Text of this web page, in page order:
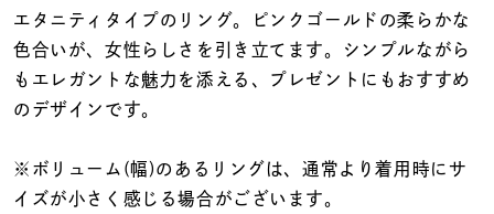
着用シーン
コレクション
レディース
～
エタニティタイプのリング。ピンクゴールドの柔らかな
色合いが、女性らしさを引き立てます。シンプルながら
もエレガントな魅力を添える、プレゼントにもおすすめ
のデザインです。
※ボリューム(幅)のあるリングは、通常より着用時にサ
イズが小さく感じる場合がございます。